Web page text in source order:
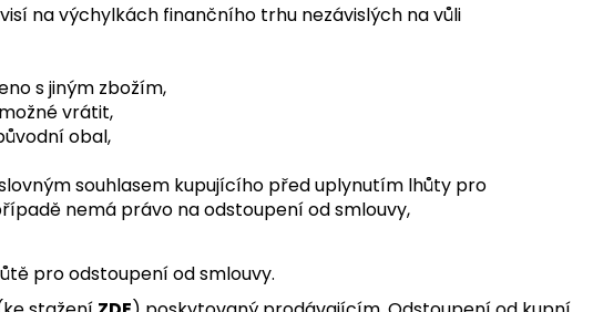
na výchylkách finančního trhu nezávislých na vůli
s jiným zbožím,
vrátit,
obal,
souhlasem kupujícího před uplynutím lhůty pro
nemá právo na odstoupení od smlouvy,
pro odstoupení od smlouvy.